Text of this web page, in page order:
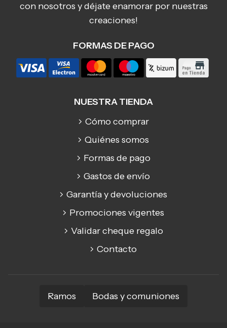
con nosotros y déjate enamorar por nuestras
creaciones!
FORMAS DE PAGO
NUESTRA TIENDA
Cómo comprar
Quiénes somos
Formas de pago
Gastos de envío
Garantía y devoluciones
Promociones vigentes
Validar cheque regalo
Contacto
Ramos Bodas y comuniones